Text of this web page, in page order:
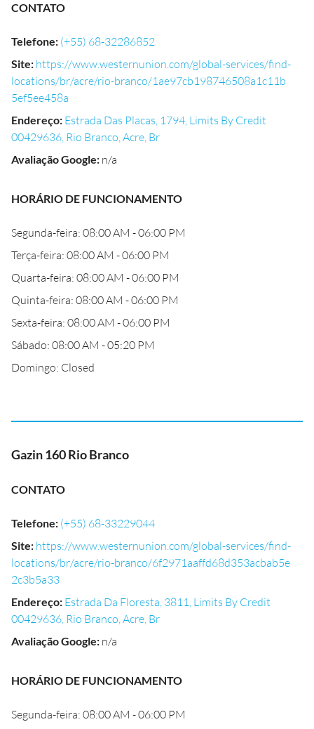
CONTATO
Telefone: (+55) 68-32286852
Site: https://www.westernunion.com/global-services/find-
locations/br/acre/rio-branco/1ae97cb198746508a1c11b
5ef5ee458a
Endereço: Estrada Das Placas, 1794, Limits By Credit
00429636, Rio Branco, Acre, Br
Avaliação Google: n/a
HORÁRIO DE FUNCIONAMENTO
Segunda-feira: 08:00 AM - 06:00 PM
Terça-feira: 08:00 AM - 06:00 PM
Quarta-feira: 08:00 AM - 06:00 PM
Quinta-feira: 08:00 AM - 06:00 PM
Sexta-feira: 08:00 AM - 06:00 PM
Sábado: 08:00 AM - 05:20 PM
Domingo: Closed
Gazin 160 Rio Branco
CONTATO
Telefone: (+55) 68-33229044
Site: https://www.westernunion.com/global-services/find-
locations/br/acre/rio-branco/6f2971aaffd68d353acbab5e
2c3b5a33
Endereço: Estrada Da Floresta, 3811, Limits By Credit
00429636, Rio Branco, Acre, Br
Avaliação Google: n/a
HORÁRIO DE FUNCIONAMENTO
Segunda-feira: 08:00 AM - 06:00 PM